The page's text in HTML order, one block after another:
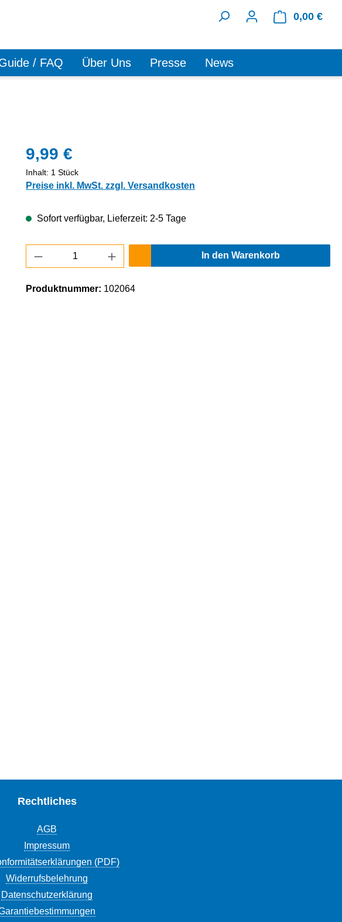
0,00 €
/ FAQ Über Uns Presse News
9,99 €
Inhalt: 1 Stück
Preise inkl. MwSt. zzgl. Versandkosten
Sofort verfügbar, Lieferzeit: 2-5 Tage
Produkt Anzahl: Gib den gewünschten Wert ein
In den Warenkorb
Produktnummer: 102064
Rechtliches
AGB
Impressum
(PDF)
Widerrufsbelehrung
Datenschutzerklärung